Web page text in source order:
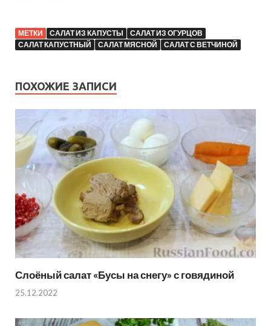
МЕТКИ САЛАТ ИЗ КАПУСТЫ
САЛАТ ИЗ ОГУРЦОВ
САЛАТ КАПУСТНЫЙ
САЛАТ МЯСНОЙ САЛАТ С ВЕТЧИНОЙ
ПОХОЖИЕ ЗАПИСИ
Слоёный салат «Бусы на снегу» с говядиной
25.12.2022